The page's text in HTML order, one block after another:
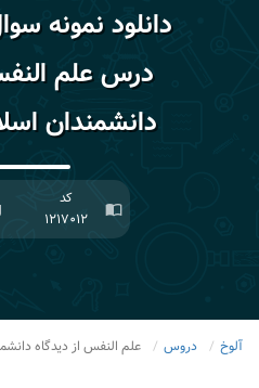
دانلود نمونه
درس علم
دانشمندان
import_contacts
کد
۱۲۱۷۰۱۲
آلوخ دروس علم النفس از دیدگاه